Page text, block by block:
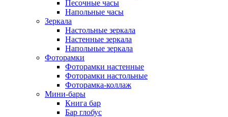
Песочные часы
Напольные часы
Зеркала
Настольные зеркала
Настенные зеркала
Напольные зеркала
Фоторамки
Фоторамки настенные
Фоторамки настольные
Фоторамка-коллаж
Мини-бары
Книга бар
Бар глобус